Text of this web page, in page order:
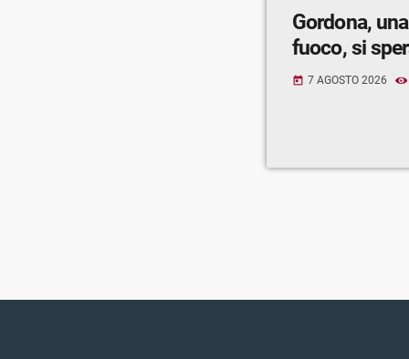
Gordona,
fuoco, si
today 7 AGOSTO 2026